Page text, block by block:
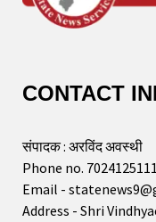
CONTACT
संपादक : अरविंद अवस्थी
Phone no. 7024125111
Email -
Address - Shri